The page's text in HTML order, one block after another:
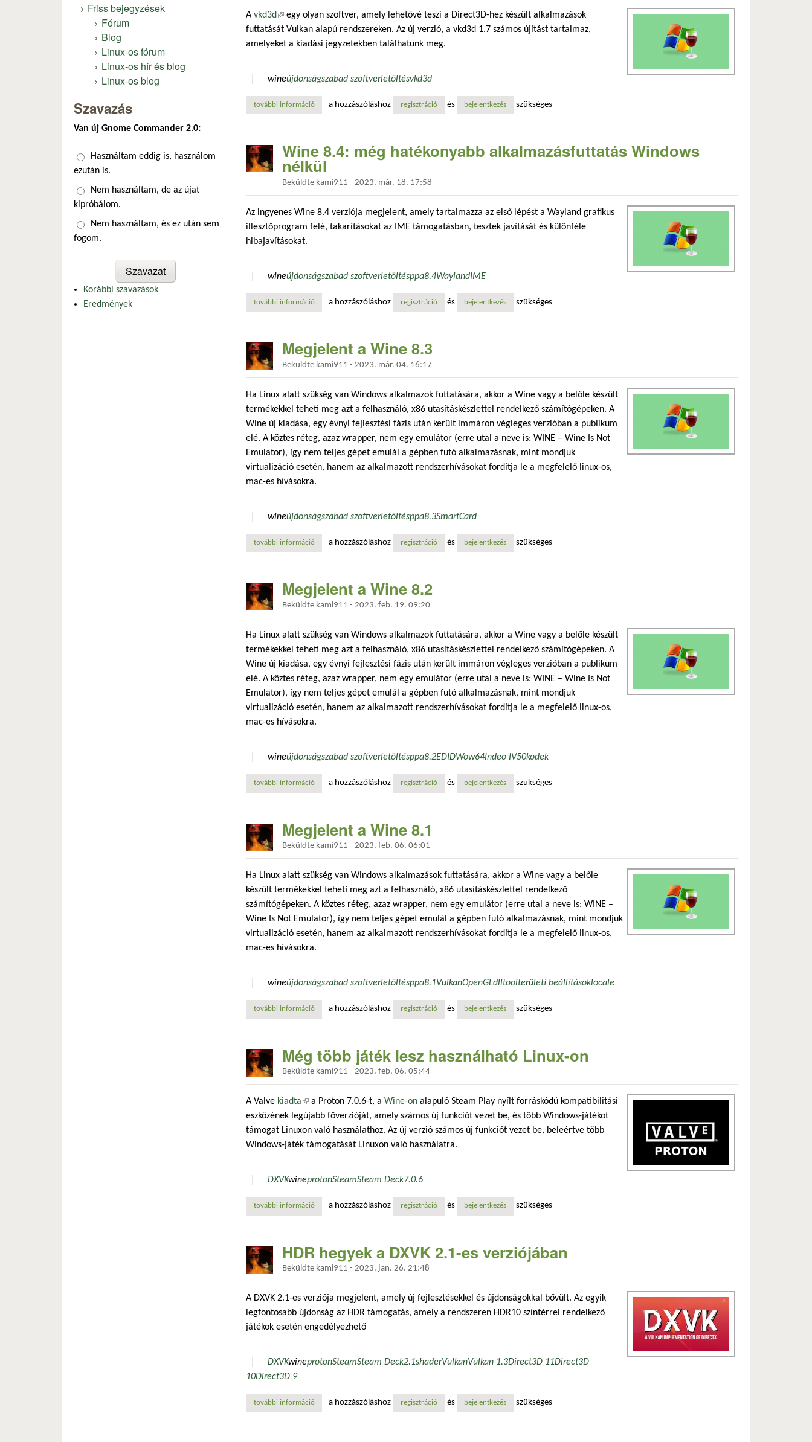
A vkd3d (külső hivatkozás)
egy olyan szoftver, amely lehetővé teszi a Direct3D-hez készült alkalmazások
futtatását Vulkan alapú rendszereken. Az új verzió, a vkd3d 1.7 számos újítást tartalmaz,
amelyeket a kiadási jegyzetekben találhatunk meg.
wineújdonságszabad szoftverletöltésvkd3d
további információdirekt a vulkánra megy tartalommal kapcsolatosan
a hozzászóláshoz regisztráció és bejelentkezés szükséges
Wine 8.4: még hatékonyabb alkalmazásfuttatás Windows
nélkül
Beküldte kami911 - 2023. már. 18. 17:58
Az ingyenes Wine 8.4 verziója megjelent, amely tartalmazza az első lépést a Wayland grafikus
illesztőprogram felé, takarításokat az IME támogatásban, tesztek javítását és különféle
hibajavításokat.
wineújdonságszabad szoftverletöltésppa8.4WaylandIME
további információwine 8.4: még hatékonyabb alkalmazásfuttatás windows nélkül tartalommal kapcsolatosan
a hozzászóláshoz regisztráció és bejelentkezés szükséges
Megjelent a Wine 8.3
Beküldte kami911 - 2023. már. 04. 16:17
Ha Linux alatt szükség van Windows alkalmazok futtatására, akkor a Wine vagy a belőle készült
termékekkel teheti meg azt a felhasználó, x86 utasításkészlettel rendelkező számítógépeken. A
Wine új kiadása, egy évnyi fejlesztési fázis után került immáron végleges verzióban a publikum
elé. A köztes réteg, azaz wrapper, nem egy emulátor (erre utal a neve is: WINE – Wine Is Not
Emulator), így nem teljes gépet emulál a gépben futó alkalmazásnak, mint mondjuk
virtualizáció esetén, hanem az alkalmazott rendszerhívásokat fordítja le a megfelelő linux-os,
mac-es hívásokra.
wineújdonságszabad szoftverletöltésppa8.3SmartCard
további információmegjelent a wine 8.3 tartalommal kapcsolatosan
a hozzászóláshoz regisztráció és bejelentkezés szükséges
Megjelent a Wine 8.2
Beküldte kami911 - 2023. feb. 19. 09:20
Ha Linux alatt szükség van Windows alkalmazok futtatására, akkor a Wine vagy a belőle készült
termékekkel teheti meg azt a felhasználó, x86 utasításkészlettel rendelkező számítógépeken. A
Wine új kiadása, egy évnyi fejlesztési fázis után került immáron végleges verzióban a publikum
elé. A köztes réteg, azaz wrapper, nem egy emulátor (erre utal a neve is: WINE – Wine Is Not
Emulator), így nem teljes gépet emulál a gépben futó alkalmazásnak, mint mondjuk
virtualizáció esetén, hanem az alkalmazott rendszerhívásokat fordítja le a megfelelő linux-os,
mac-es hívásokra.
wineújdonságszabad szoftverletöltésppa8.2EDIDWow64Indeo IV50kodek
további információmegjelent a wine 8.2 tartalommal kapcsolatosan
a hozzászóláshoz regisztráció és bejelentkezés szükséges
Megjelent a Wine 8.1
Beküldte kami911 - 2023. feb. 06. 06:01
Ha Linux alatt szükség van Windows alkalmazások futtatására, akkor a Wine vagy a belőle
készült termékekkel teheti meg azt a felhasználó, x86 utasításkészlettel rendelkező
számítógépeken. A köztes réteg, azaz wrapper, nem egy emulátor (erre utal a neve is: WINE –
Wine Is Not Emulator), így nem teljes gépet emulál a gépben futó alkalmazásnak, mint mondjuk
virtualizáció esetén, hanem az alkalmazott rendszerhívásokat fordítja le a megfelelő linux-os,
mac-es hívásokra.
wineújdonságszabad szoftverletöltésppa8.1VulkanOpenGLdlltoolterületi beállításoklocale
további információmegjelent a wine 8.1 tartalommal kapcsolatosan
a hozzászóláshoz regisztráció és bejelentkezés szükséges
Még több játék lesz használható Linux-on
Beküldte kami911 - 2023. feb. 06. 05:44
A Valve kiadta(külső hivatkozás)
a Proton 7.0.6-t, a Wine-on alapuló Steam Play nyílt forráskódú kompatibilitási
eszközének legújabb főverzióját, amely számos új funkciót vezet be, és több Windows-játékot
támogat Linuxon való használathoz. Az új verzió számos új funkciót vezet be, beleértve több
Windows-játék támogatását Linuxon való használatra.
DXVKwineprotonSteamSteam Deck7.0.6
további információmég több játék lesz használható linux-on tartalommal kapcsolatosan
a hozzászóláshoz regisztráció és bejelentkezés szükséges
HDR hegyek a DXVK 2.1-es verziójában
Beküldte kami911 - 2023. jan. 26. 21:48
A DXVK 2.1-es verziója megjelent, amely új fejlesztésekkel és újdonságokkal bővült. Az egyik
legfontosabb újdonság az HDR támogatás, amely a rendszeren HDR10 színtérrel rendelkező
játékok esetén engedélyezhető
DXVKwineprotonSteamSteam Deck2.1shaderVulkanVulkan 1.3Direct3D 11Direct3D
10Direct3D 9
további információhdr hegyek a dxvk 2.1-es verziójában tartalommal kapcsolatosan
a hozzászóláshoz regisztráció és bejelentkezés szükséges
Friss bejegyzések
Fórum
Blog
Linux-os fórum
Linux-os hír és blog
Linux-os blog
Szavazás
Van új Gnome Commander 2.0:
Választások
Használtam eddig is, használom
ezután is.
Nem használtam, de az újat
kipróbálom.
Nem használtam, és ez után sem
fogom.
Korábbi szavazások
Eredmények